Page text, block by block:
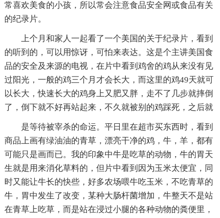
常喜欢美食的小孩，所以常会注意食品安全网或食品有关
的纪录片。
上个月和家人一起看了一个美国的关于纪录片，看到
的听到的，可以用惊讶，可怕来表达。这是个主讲美国食
品的安全及来源的电视，在片中看到鸡舍的鸡从来没有见
过阳光，一般的鸡三个月才会长大，而这里的鸡49天就可
以长大，快速长大的鸡身上又肥又胖，走不了几步就摔倒
了，倒下就不好再站起来，不久就被别的鸡踩死，之后就
是等待被宰杀的命运。平日里在超市买东西时，看到
商品上画有绿油油的青草，漂亮干净的鸡，牛，羊，都有
可能只是画而已。我的印象中牛是吃草的动物，牛的胃天
生就是用来消化草料的，但片中看到因为玉米太便宜，同
时又能让牛长的快些，好多农场喂牛吃玉米，不吃青草的
牛，胃中发生了改变，某种大肠杆菌增加，牛整天不是站
在青草上吃草，而是站在浸过小腿的各种动物的粪便里，